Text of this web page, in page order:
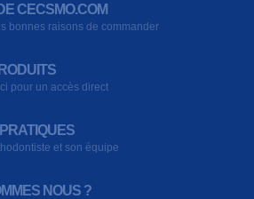
CECSMO.COM
bonnes raisons de commander
pour un accès direct
PRATIQUES
et son équipe
NOUS ?